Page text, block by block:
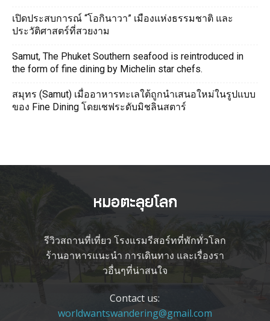
เปิดประสบการณ์ “โอกินาวา” เมืองแห่งธรรมชาติ และ
ประวัติศาสตร์ที่สวยงาม
Samut, The Phuket Southern seafood is reintroduced in
the form of fine dining by Michelin star chefs.
สมุทร (Samut) เมื่ออาหารทะเลใต้ถูกนำเสนอใหม่ในรูปแบบ
ของ Fine Dining โดยเชฟระดับมิชลินสตาร์
รีวิวสถานที่เที่ยว โรงแรมรีสอร์ทที่พักทั่วโลก
ร้านอาหารแนะนำ การเดินทาง และเรื่องรา
วอื่นๆที่น่าสนใจ
Contact us:
worldwantswandering@gmail.com